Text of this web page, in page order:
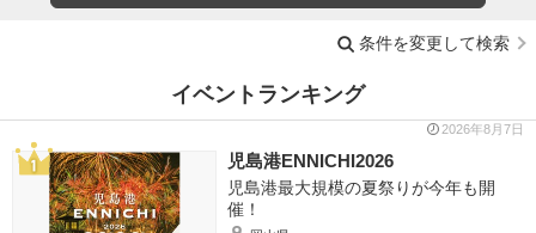
条件を変更して検索
イベントランキング
2026年8月7日
児島港ENNICHI2026
児島港最大規模の夏祭りが今年も開
催！